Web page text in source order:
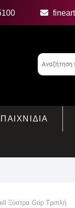
ΠΑΙΧΝΙΔΙΑ
Ξύστρα Grip Τριπλή